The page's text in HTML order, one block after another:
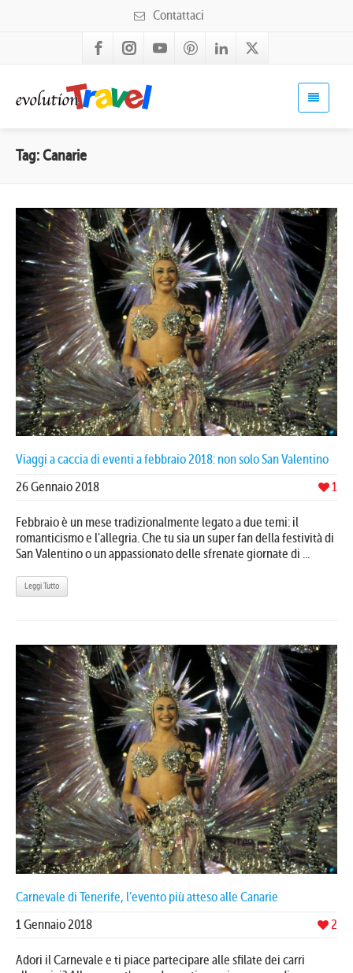
Contattaci
Tag: Canarie
Viaggi a caccia di eventi a febbraio 2018: non solo San Valentino
1
26 Gennaio 2018
Febbraio è un mese tradizionalmente legato a due temi: il
romanticismo e l'allegria. Che tu sia un super fan della festività di
San Valentino o un appassionato delle sfrenate giornate di ...
Leggi Tutto
Carnevale di Tenerife, l’evento più atteso alle Canarie
2
1 Gennaio 2018
Adori il Carnevale e ti piace partecipare alle sfilate dei carri